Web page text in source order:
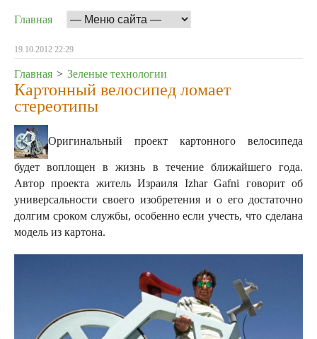
Главная
19.10.2012 22:29
Главная > Зеленые технологии
Картонный велосипед ломает
стереотипы
Оригинальный проект картонного велосипеда
будет воплощен в жизнь в течение ближайшего года.
Автор проекта житель Израиля Izhar Gafni говорит об
универсальности своего изобретения и о его достаточно
долгим сроком службы, особенно если учесть, что сделана
модель из картона.